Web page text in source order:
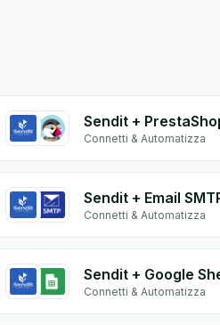
Sendit +
Connetti & Automatizza
Sendit + Email
Connetti & Automatizza
Sendit + Google
Connetti & Automatizza